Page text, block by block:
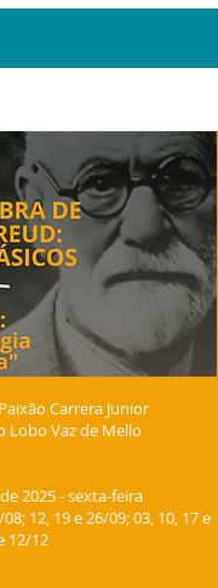
Carrera Junior
Lobo Vaz de Mello
2025 - sexta-feira
08; 12, 19 e 26/09; 03, 10, 17 e
12/12